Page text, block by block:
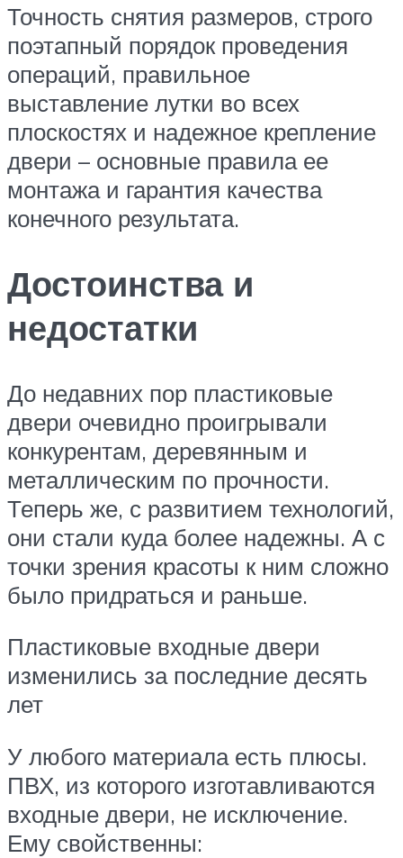
Точность снятия размеров, строго
поэтапный порядок проведения
операций, правильное
выставление лутки во всех
плоскостях и надежное крепление
двери – основные правила ее
монтажа и гарантия качества
конечного результата.
Достоинства и
недостатки
До недавних пор пластиковые
двери очевидно проигрывали
конкурентам, деревянным и
металлическим по прочности.
Теперь же, с развитием технологий,
они стали куда более надежны. А с
точки зрения красоты к ним сложно
было придраться и раньше.
Пластиковые входные двери
изменились за последние десять
лет
У любого материала есть плюсы.
ПВХ, из которого изготавливаются
входные двери, не исключение.
Ему свойственны: